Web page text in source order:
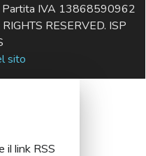
Partita IVA 13868590962
RESERVED. ISP
sito
il link RSS